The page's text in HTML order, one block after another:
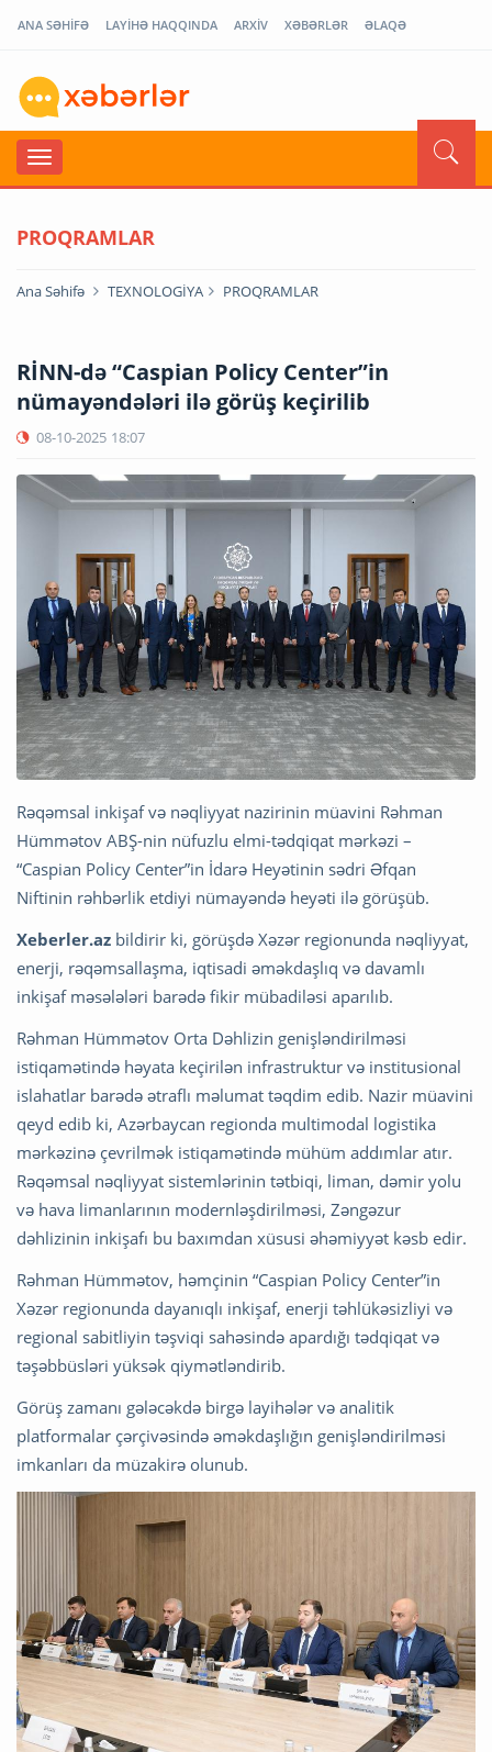
ANA SƏHİFƏ LAYİHƏ HAQQINDA ARXİV XƏBƏRLƏR ƏLAQƏ
PROQRAMLAR
Ana Səhifə TEXNOLOGİYA PROQRAMLAR
RİNN-də “Caspian Policy Center”in
nümayəndələri ilə görüş keçirilib
08-10-2025 18:07
Rəqəmsal inkişaf və nəqliyyat nazirinin müavini Rəhman
Hümmətov ABŞ-nin nüfuzlu elmi-tədqiqat mərkəzi –
“Caspian Policy Center”in İdarə Heyətinin sədri Əfqan
Niftinin rəhbərlik etdiyi nümayəndə heyəti ilə görüşüb.
Xeberler.az bildirir ki, görüşdə Xəzər regionunda nəqliyyat,
enerji, rəqəmsallaşma, iqtisadi əməkdaşlıq və davamlı
inkişaf məsələləri barədə fikir mübadiləsi aparılıb.
Rəhman Hümmətov Orta Dəhlizin genişləndirilməsi
istiqamətində həyata keçirilən infrastruktur və institusional
islahatlar barədə ətraflı məlumat təqdim edib. Nazir müavini
qeyd edib ki, Azərbaycan regionda multimodal logistika
mərkəzinə çevrilmək istiqamətində mühüm addımlar atır.
Rəqəmsal nəqliyyat sistemlərinin tətbiqi, liman, dəmir yolu
və hava limanlarının modernləşdirilməsi, Zəngəzur
dəhlizinin inkişafı bu baxımdan xüsusi əhəmiyyət kəsb edir.
Rəhman Hümmətov, həmçinin “Caspian Policy Center”in
Xəzər regionunda dayanıqlı inkişaf, enerji təhlükəsizliyi və
regional sabitliyin təşviqi sahəsində apardığı tədqiqat və
təşəbbüsləri yüksək qiymətləndirib.
Görüş zamanı gələcəkdə birgə layihələr və analitik
platformalar çərçivəsində əməkdaşlığın genişləndirilməsi
imkanları da müzakirə olunub.